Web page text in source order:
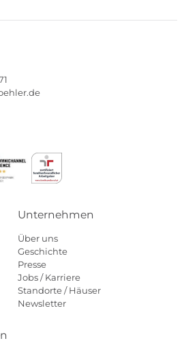
Unternehmen
Über uns
Geschichte
Presse
Jobs / Karriere
Standorte / Häuser
Newsletter